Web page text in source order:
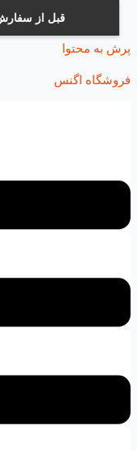
قبل از سفارش در
محتوا
اگنس